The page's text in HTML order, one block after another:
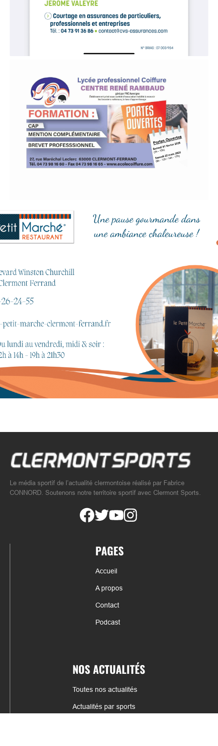
Le média sportif de l’actualité clermontoise réalisé par Fabrice
CONNORD. Soutenons notre territoire sportif avec Clermont Sports.
PAGES
Accueil
A propos
Contact
Podcast
NOS ACTUALITÉS
Toutes nos actualités
Actualités par sports